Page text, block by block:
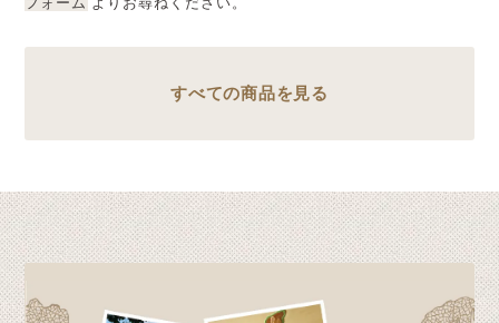
フォーム よりお尋ねください。
すべての商品を見る